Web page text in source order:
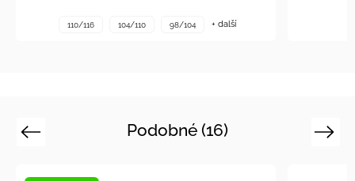
104/110 98/104 + další
Podobné (16)
Previous Next